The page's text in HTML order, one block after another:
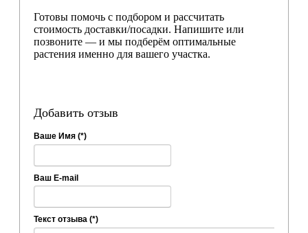
Готовы помочь с подбором и рассчитать
стоимость доставки/посадки. Напишите или
позвоните — и мы подберём оптимальные
растения именно для вашего участка.
Добавить отзыв
Ваше Имя (*)
Ваш E-mail
Текст отзыва (*)